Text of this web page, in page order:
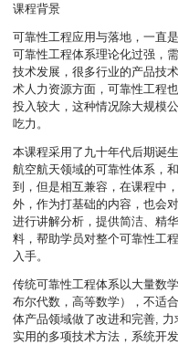
课程背景
可靠性工程应用与落地，一直
可靠性工程体系理论化过强，
技术发展，很多行业的产品技
术人力资源方面，可靠性工程
投入较大，这种情况除大规模
吃力。
本课程采用了九十年代后期诞
航空航天领域的可靠性体系，
到，但是相互兼容，在课程中
外，作为打基础的内容，也会
进行讲解分析，提供简洁、精
料，帮助学员对整个可靠性工
入手。
传统可靠性工程体系以大量数
布尔代数，高等数学），不适
体产品领域做了改进和完善,
实用的多项技术方法，系统开